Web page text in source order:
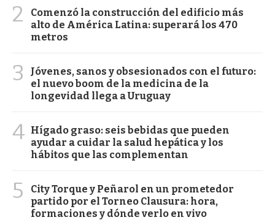
2
Comenzó la construcción del edificio más
alto de América Latina: superará los 470
metros
3
Jóvenes, sanos y obsesionados con el futuro:
el nuevo boom de la medicina de la
longevidad llega a Uruguay
4 Hígado graso: seis bebidas que pueden
ayudar a cuidar la salud hepática y los
hábitos que las complementan
5
City Torque y Peñarol en un prometedor
partido por el Torneo Clausura: hora,
formaciones y dónde verlo en vivo